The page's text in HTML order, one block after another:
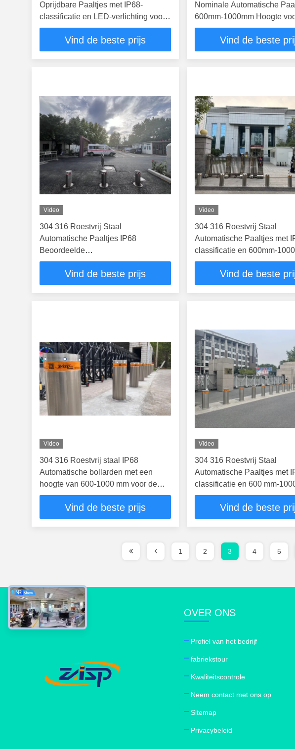
Oprijdbare Paaltjes met IP68-
classificatie en LED-verlichting voor
Verbeterde Beveiliging
Vind de beste prijs
Nominale Automatische
600mm-1000mm Hoogte
Wegbeveiliging
Vind de beste
Video
304 316 Roestvrij Staal
Automatische Paaltjes IP68
Beoordeelde
Beveiligingspaaltjessystemen met
600mm-1000mm Hoogte voor Anti-
Ram Bescherming
Vind de beste prijs
Video
304 316 Roestvrij Staal
Automatische Paaltjes met
classificatie en 600mm-
Hoogte voor
Voertuigtoegangscontrole
Vind de beste
Video
304 316 Roestvrij staal IP68
Automatische bollarden met een
hoogte van 600-1000 mm voor de
veiligheid van de oprit
Vind de beste prijs
Video
304 316 Roestvrij Staal
Automatische Paaltjes met
classificatie en 600 mm-
Hoogte voor Verbeterde
Vind de beste
1 2 3 4 5
OVER ONS
Profiel van het bedrijf
fabriekstour
Kwaliteitscontrole
Neem contact met ons op
Sitemap
Privacybeleid